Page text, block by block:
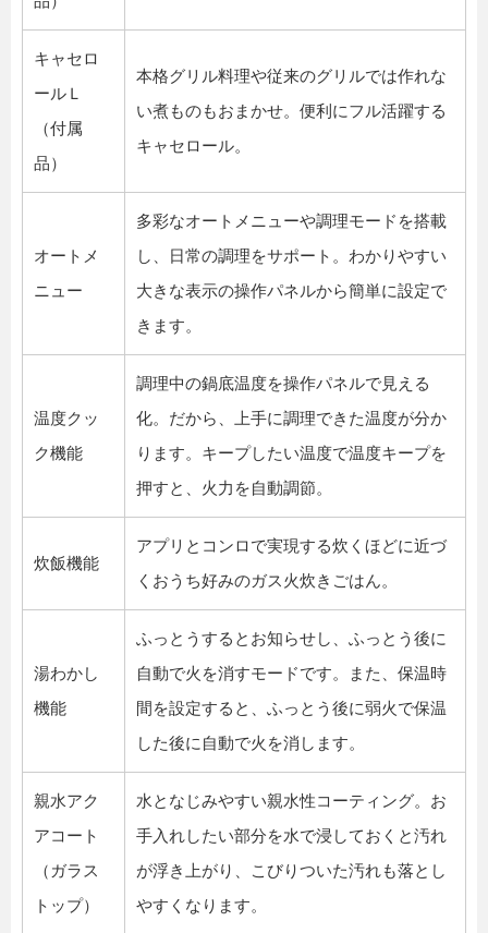
キャセロ
ールＬ
（付属
品）
本格グリル料理や従来のグリルでは作れな
い煮ものもおまかせ。便利にフル活躍する
キャセロール。
オートメ
ニュー
多彩なオートメニューや調理モードを搭載
し、日常の調理をサポート。わかりやすい
大きな表示の操作パネルから簡単に設定で
きます。
温度クッ
ク機能
調理中の鍋底温度を操作パネルで見える
化。だから、上手に調理できた温度が分か
ります。キープしたい温度で温度キープを
押すと、火力を自動調節。
炊飯機能
アプリとコンロで実現する炊くほどに近づ
くおうち好みのガス火炊きごはん。
湯わかし
機能
ふっとうするとお知らせし、ふっとう後に
自動で火を消すモードです。また、保温時
間を設定すると、ふっとう後に弱火で保温
した後に自動で火を消します。
親水アク
アコート
（ガラス
トップ）
水となじみやすい親水性コーティング。お
手入れしたい部分を水で浸しておくと汚れ
が浮き上がり、こびりついた汚れも落とし
やすくなります。